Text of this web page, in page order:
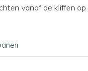
vanaf de kliffen op